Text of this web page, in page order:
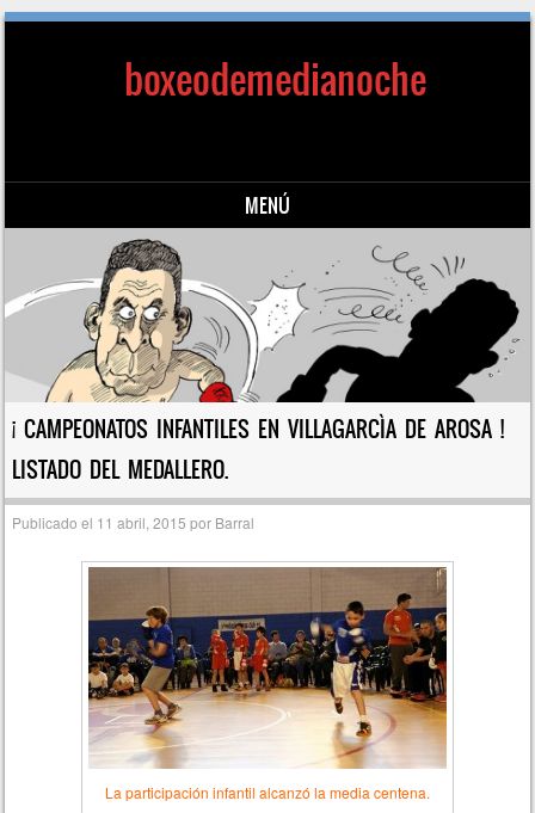
boxeodemedianoche
MENÚ
Saltar al contenido
¡ CAMPEONATOS INFANTILES EN VILLAGARCÌA DE AROSA !
LISTADO DEL MEDALLERO.
Publicado el 11 abril, 2015 por Barral
La participación infantil alcanzó la media centena.